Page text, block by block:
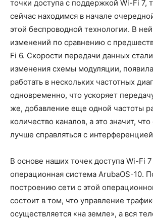
точки доступа с поддержкой Wi-Fi 7,
сейчас находимся в начале
этой беспроводной технологии. В
изменений по сравнению с
Fi 6. Скорости передачи данных
изменения схемы модуляции,
работать в нескольких частотных
одновременно, что ускоряет
же, добавление еще одной частоты
количество каналов, а это значит,
лучше справляться с
В основе наших точек доступа Wi-Fi
операционная система ArubaOS-10.
построению сети с этой
состоит в том, что управление
осуществляется «на земле», а вся